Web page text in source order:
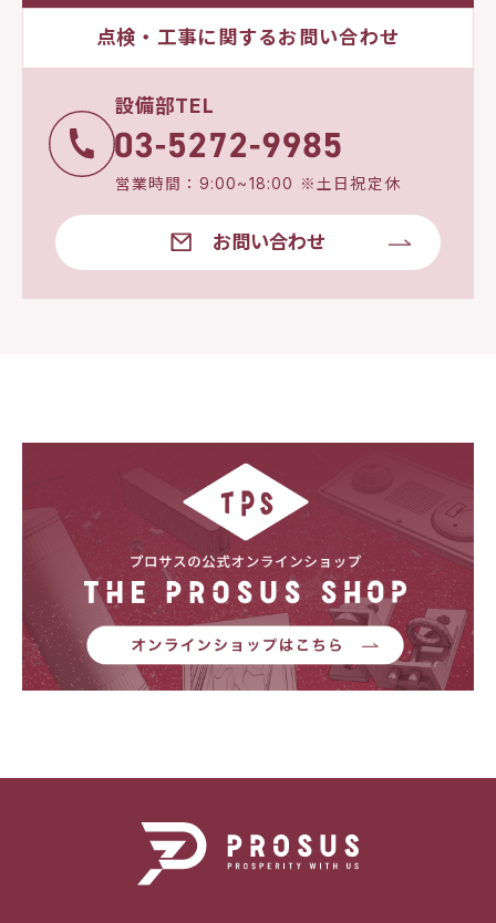
点検・工事に関するお問い合わせ
設備部TEL
営業時間：9:00~18:00 ※土日祝定休
お問い合わせ